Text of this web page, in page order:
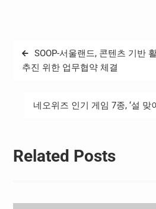
활체육, 학교체육, 공로, 연
구, 스포츠가치 총 8개 부문
2024…
글
탐
SOOP-서울랜드, 콘텐츠 기반
추진 위한 업무협약 체결
네오위즈 인기 게임 7종, ‘설 맞
Related Posts